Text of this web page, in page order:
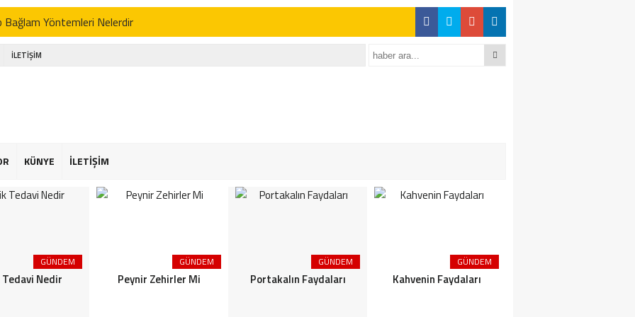
Bağlam Yöntemleri Nelerdir
Nedir
Zehirler Mi
Faydaları
Faydaları
Şekeriniz Olabilir! İnteraktif Öğren
Akgün Kimdir
İLETİŞİM
KÜNYE İLETİŞİM
GÜNDEM
Nedir
GÜNDEM
Peynir Zehirler Mi
GÜNDEM
Portakalın Faydaları
GÜNDEM
Kahvenin Faydaları